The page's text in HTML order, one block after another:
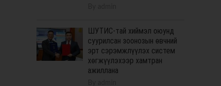
ШУТИС-тай хиймэл оюунд
суурилсан зоонозын өвчний
эрт сэрэмжлүүлэх систем
хөгжүүлэхээр хамтран
ажиллана